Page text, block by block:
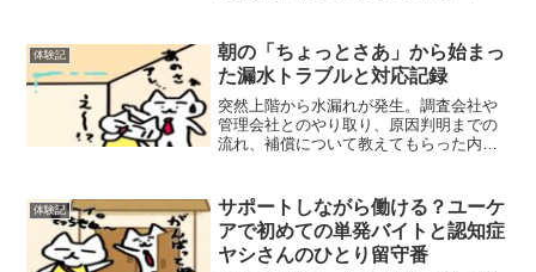
体験記
朝の「ちょっとさあ」から始まっ
た漏水トラブルと対応記録
突然上階から水漏れが発生。調査会社や
管理会社とのやり取り、原因判明までの
流れ、補償について教えてもらった内容
体験記
サポートしながら働ける？ユーケ
アで初めての単発バイトと認知症
ヤシさんのひとり留守番